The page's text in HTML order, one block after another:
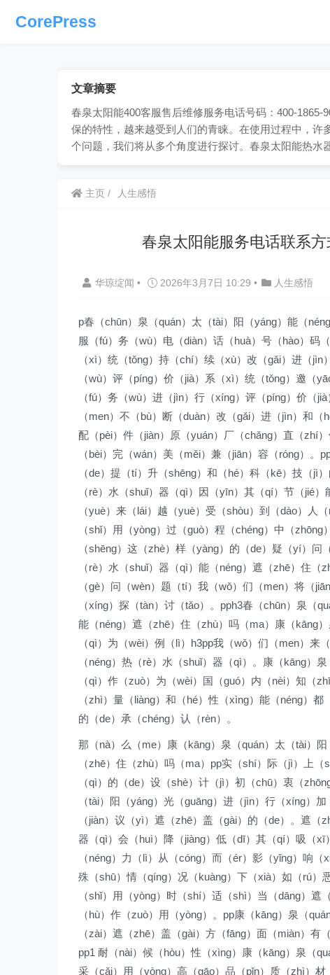
CorePress
文章摘要
春泉太阳能400客服售后维修服务电话号码：400-
保的特性，越来越受到人们的青睐。在使用过程中，
个问题，我们将从多个角度进行探讨。春泉太阳能热
主页 人生感悟
春泉太阳能服务电话联系
华琼绽闻 • 2026年3月7日 10:29 • 人生感悟
p春（chūn）泉（quán）太（tài）阳（yáng）能（
服（fú）务（wù）电（diàn）话（huà）号（hào）码
（xì）统（tǒng）持（chí）续（xù）改（gǎi）进（
（wù）评（píng）价（jià）系（xì）统（tǒng）邀（
（fú）务（wù）进（jìn）行（xíng）评（píng）价（
（men）不（bù）断（duàn）改（gǎi）进（jìn）和
配（pèi）件（jiàn）原（yuán）厂（chǎng）直（zhí
（bèi）完（wán）美（měi）兼（jiān）容（róng）
（de）提（tí）升（shēng）和（hé）科（kē）技（jì
（rè）水（shuǐ）器（qì）因（yīn）其（qí）节（jié
（yuè）来（lái）越（yuè）受（shòu）到（dào）人
（shǐ）用（yòng）过（guò）程（chéng）中（
（shēng）这（zhè）样（yàng）的（de）疑（yí）
（rè）水（shuǐ）器（qì）能（néng）遮（zhē）住
（gè）问（wèn）题（tí）我（wǒ）们（men）将（
（xíng）探（tàn）讨（tǎo）。pph3春（chūn）泉（
能（néng）遮（zhē）住（zhù）吗（ma）康（kāng
（qì）为（wèi）例（lì）h3pp我（wǒ）们（men）
（néng）热（rè）水（shuǐ）器（qì）。康（kāng）
（qì）作（zuò）为（wèi）国（guó）内（nèi）知（
（zhì）量（liàng）和（hé）性（xìng）能（néng）
的（de）承（chéng）认（rèn）。
那（nà）么（me）康（kāng）泉（quán）太（tài）
（zhē）住（zhù）吗（ma）pp实（shí）际（jì）上
（qì）的（de）设（shè）计（jì）初（chū）衷（
（tài）阳（yáng）光（guāng）进（jìn）行（xíng）
（jiàn）议（yì）遮（zhē）盖（gài）的（de）。遮（
器（qì）会（huì）降（jiàng）低（dī）其（qí）吸（
（néng）力（lì）从（cóng）而（ér）影（yǐng）响
殊（shū）情（qíng）况（kuàng）下（xià）如（rú）
（shǐ）用（yòng）时（shí）适（shì）当（dāng）
（hù）作（zuò）用（yòng）。pp康（kāng）泉（
（zài）遮（zhē）盖（gài）方（fāng）面（miàn）有
pp1 耐（nài）候（hòu）性（xìng）康（kāng）泉（
采（cǎi）用（yòng）高（gāo）品（pǐn）质（zhì）